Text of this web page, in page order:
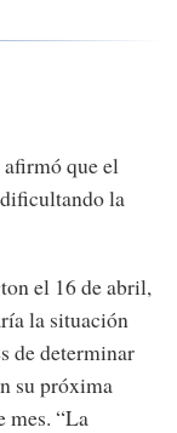
que el
la
el 16 de abril,
la situación
de determinar
su próxima
mes. “La